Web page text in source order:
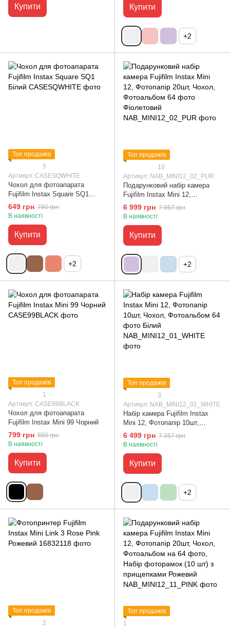
Купити Купити
+2
Топ продажів
5
Артикул: CASESQWHITE
Чохол для фотоапарата
Fujifilm Instax Square SQ1
Білий
649 грн 780 грн
В наявності
Купити
+2
Топ продажів
10
Артикул: NAB_MINI12_02_PUR
Подарунковий набір камера
Fujifilm Instax Mini 12,
Фотопапір 20шт, Чохол,
Фотоальбом 64 фото
6 999 грн 7 957 грн
В наявності
Купити
+2
Топ продажів
1
Артикул: CASE99BLACK
Чохол для фотоапарата
Fujifilm Instax Mini 99 Чорний
799 грн 850 грн
В наявності
Купити
Топ продажів
3
Артикул: NAB_MINI12_01_WHITE
Набір камера Fujifilm Instax
Mini 12, Фотопапір 10шт,
Чохол, Фотоальбом 64 фото
Білий
6 499 грн 7 357 грн
В наявності
Купити
+2
Топ продажів
2
Топ продажів
1